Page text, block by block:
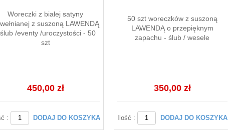
Woreczki z białej satyny
z suszoną LAWENDĄ
/eventy /uroczystości - 50
szt
450,00 zł
: DODAJ DO KOSZYKA
50 szt woreczków z suszoną
LAWENDĄ o przepięknym
zapachu - ślub / wesele
350,00 zł
Ilość : DODAJ DO KOSZYKA